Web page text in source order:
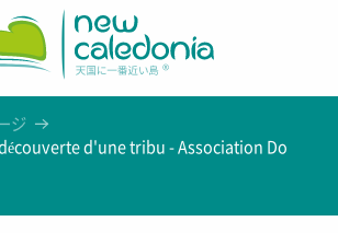
ジ
d'une tribu - Association Do